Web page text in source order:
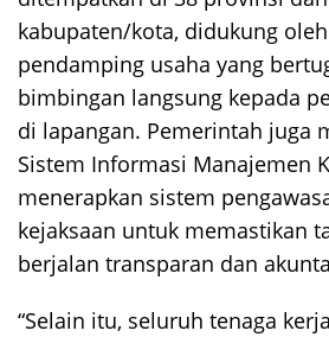
kabupaten/kota, didukung
pendamping usaha yang
bimbingan langsung kepada
di lapangan. Pemerintah juga
Sistem Informasi Manajemen
menerapkan sistem
kejaksaan untuk memastikan
berjalan transparan dan
“Selain itu, seluruh tenaga